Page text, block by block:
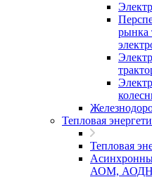
рынка
Тепловая
Тепловая
АОМ, АОДН